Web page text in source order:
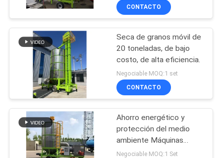
NOTICIAS
PIDA
MAPA
DEL
SITIO
Secador de flujo
mixto
secador de grano
de circulación
13
CONTACTO
Seca de granos móvil de
20 toneladas, de bajo
costo, de alta eficiencia.
Negociable MOQ:1 set
CONTACTO
Ahorro energético y
protección del medio
ambiente Máquinas
portátiles de secado de
Negociable MOQ:1 Set